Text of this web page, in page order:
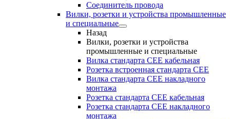
Соединитель провода
Вилки, розетки и устройства промышленные
и специальные
Назад
Вилки, розетки и устройства
промышленные и специальные
Вилка стандарта CEE кабельная
Розетка встроенная стандарта CEE
Вилка стандарта CEE накладного
монтажа
Розетка стандарта СЕЕ кабельная
Розетка стандарта СЕЕ накладного
монтажа